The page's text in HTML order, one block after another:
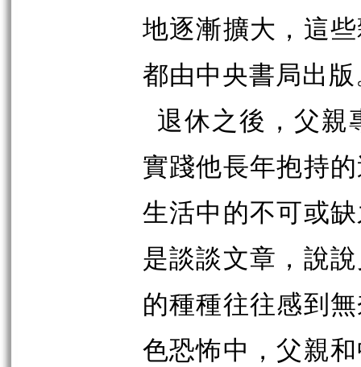
地逐漸擴大，這
都由中央書局出
退休之後，父親
實踐他長年抱持
生活中的不可或
是談談文章，說
的種種往往感到
色恐怖中，父親